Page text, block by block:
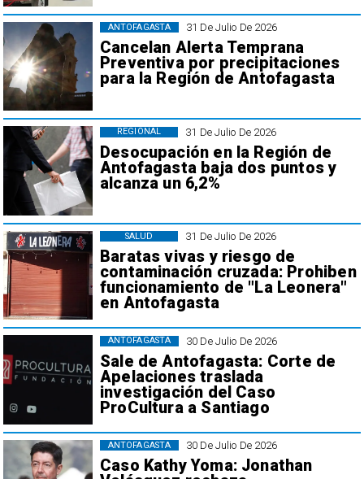
31 De Julio De 2026
Cancelan Alerta Temprana
Preventiva por precipitaciones
para la Región de Antofagasta
ANTOFAGASTA
31 De Julio De 2026
Desocupación en la Región de
Antofagasta baja dos puntos y
alcanza un 6,2%
REGIONAL
31 De Julio De 2026
Baratas vivas y riesgo de
contaminación cruzada: Prohiben
funcionamiento de "La Leonera"
en Antofagasta
SALUD
30 De Julio De 2026
Sale de Antofagasta: Corte de
Apelaciones traslada
investigación del Caso
ProCultura a Santiago
ANTOFAGASTA
30 De Julio De 2026
Caso Kathy Yoma: Jonathan
ANTOFAGASTA